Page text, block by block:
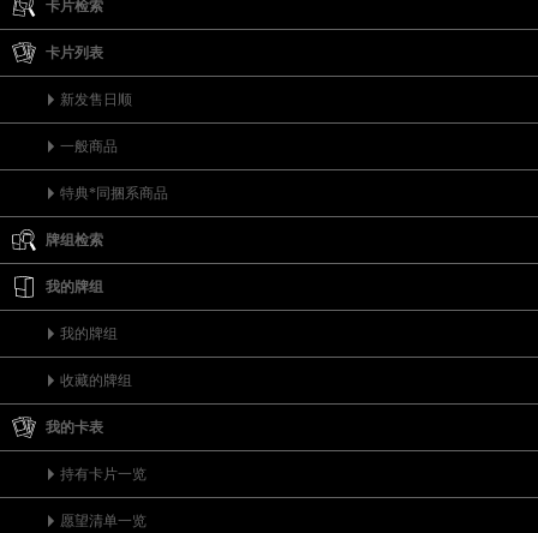
卡片检索
卡片列表
新发售日顺
一般商品
特典*同捆系商品
牌组检索
我的牌组
我的牌组
收藏的牌组
我的卡表
持有卡片一览
愿望清单一览